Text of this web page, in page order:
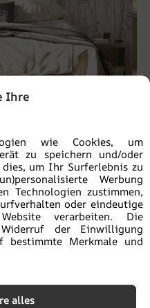
Ihre
wie Cookies, um
zu speichern und/oder
um Ihr Surferlebnis zu
Werbung
Technologien zustimmen,
oder eindeutige
verarbeiten. Die
der Einwilligung
Merkmale und
alles
Wiese
19.90